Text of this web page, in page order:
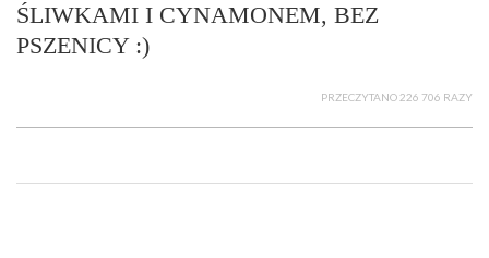
ŚLIWKAMI I CYNAMONEM, BEZ
PSZENICY :)
PRZECZYTANO 226 706 RAZY